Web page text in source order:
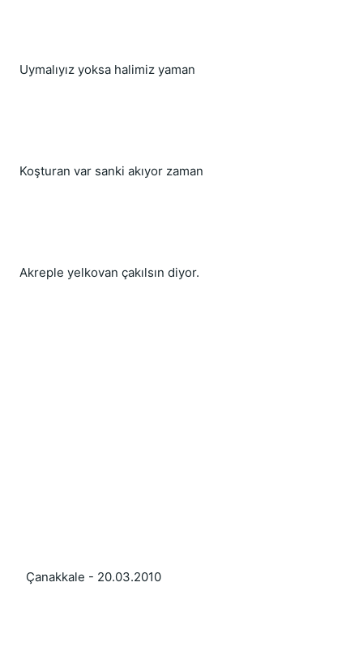
Uymalıyız yoksa halimiz yaman
Koşturan var sanki akıyor zaman
Akreple yelkovan çakılsın diyor.
Çanakkale - 20.03.2010